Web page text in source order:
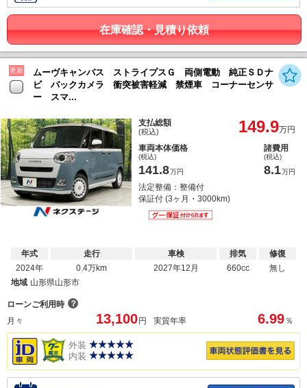
在庫確認・見積り依頼
更新
ムーヴキャンバス ストライプスＧ 両側電動 純正ＳＤナ
ビ バックカメラ 衝突被害軽減 禁煙車 コーナーセンサ
ー スマ...
支払総額
(税込) 149.9万円
車両本体価格
(税込)
141.8万円
諸費用
(税込)
8.1万円
法定整備：整備付
保証付 (3ヶ月・3000km)
年式
2024年
走行
0.4万km
車検
2027年12月
排気
660cc
修復
無し
地域 山形県山形市
ローンご利用時 ？
月々
13,100円 実質年率 6.99 ％
外装
内装